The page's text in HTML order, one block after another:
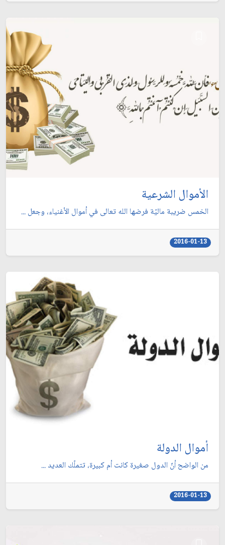
الأموال الشرعية
الخمس ضريبة ماليّة فرضها الله تعالى في أموال الأغنياء، وجعل ...
2016-01-13
أموال الدولة
من الواضح أنّ الدول صغيرة كانت أم كبيرة، تتملّك العديد ...
2016-01-13